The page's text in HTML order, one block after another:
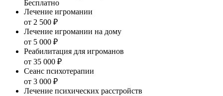
Бесплатно
Лечение игромании
от 2 500 ₽
Лечение игромании на дому
от 5 000 ₽
Реабилитация для игроманов
от 35 000 ₽
Сеанс психотерапии
от 3 000 ₽
Лечение психических расстройств